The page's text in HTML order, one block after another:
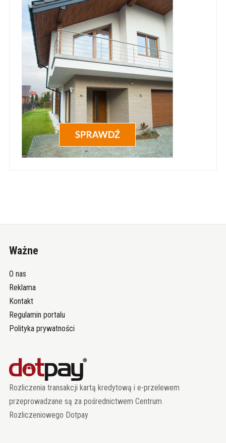
Ważne
O nas
Reklama
Kontakt
Regulamin portalu
Polityka prywatności
Rozliczenia transakcji kartą kredytową i e-przelewem
przeprowadzane są za pośrednictwem Centrum
Rozliczeniowego Dotpay